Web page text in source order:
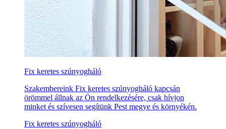
Fix keretes szúnyogháló
Szakembereink Fix keretes szúnyogháló kapcsán
örömmel állnak az Ön rendelkezésére, csak hívjon
minket és szívesen segítünk Pest megye és környékén.
Fix keretes szúnyogháló